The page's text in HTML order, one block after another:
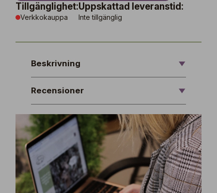
Tillgänglighet:
Verkkokauppa
Uppskattad leveranstid:
Inte tillgänglig
Beskrivning
Recensioner